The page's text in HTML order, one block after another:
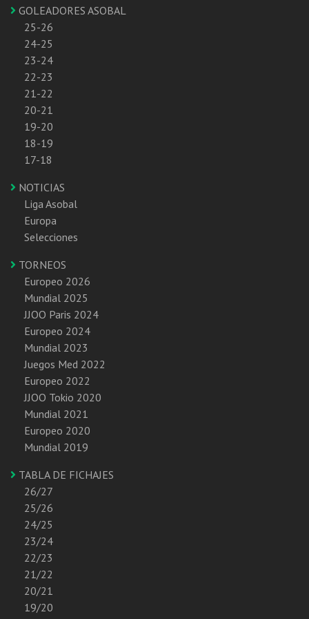
GOLEADORES ASOBAL
25-26
24-25
23-24
22-23
21-22
20-21
19-20
18-19
17-18
NOTICIAS
Liga Asobal
Europa
Selecciones
TORNEOS
Europeo 2026
Mundial 2025
JJOO Paris 2024
Europeo 2024
Mundial 2023
Juegos Med 2022
Europeo 2022
JJOO Tokio 2020
Mundial 2021
Europeo 2020
Mundial 2019
TABLA DE FICHAJES
26/27
25/26
24/25
23/24
22/23
21/22
20/21
19/20